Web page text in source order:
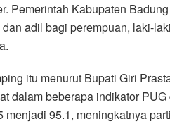
Pemerintah Kabupaten
dan adil bagi perempuan, laki-
itu menurut Bupati Giri
dalam beberapa indikator
menjadi 95.1, meningkatnya